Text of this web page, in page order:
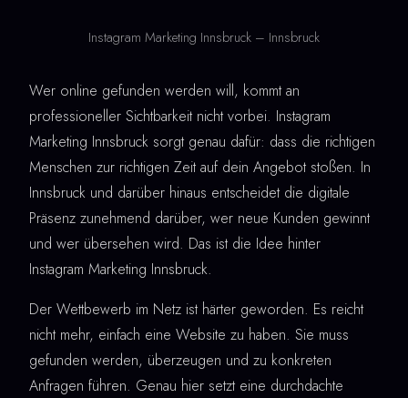
Instagram Marketing Innsbruck – Innsbruck
Wer online gefunden werden will, kommt an
professioneller Sichtbarkeit nicht vorbei. Instagram
Marketing Innsbruck sorgt genau dafür: dass die richtigen
Menschen zur richtigen Zeit auf dein Angebot stoßen. In
Innsbruck und darüber hinaus entscheidet die digitale
Präsenz zunehmend darüber, wer neue Kunden gewinnt
und wer übersehen wird. Das ist die Idee hinter
Instagram Marketing Innsbruck.
Der Wettbewerb im Netz ist härter geworden. Es reicht
nicht mehr, einfach eine Website zu haben. Sie muss
gefunden werden, überzeugen und zu konkreten
Anfragen führen. Genau hier setzt eine durchdachte